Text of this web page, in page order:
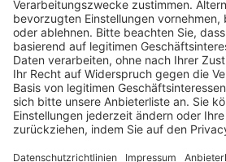
Schulungsangebot Vereinsmitarbeiter
BFV-Geschäftsstellen
Trainerbörse
Login SpielPlus
FOLGE DEM BFV